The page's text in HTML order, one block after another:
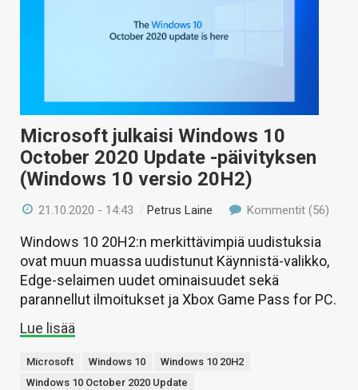
HAKU
Microsoft julkaisi Windows 10
October 2020 Update -päivityksen
(Windows 10 versio 20H2)
21.10.2020 - 14:43 /Petrus Laine Kommentit (56)
Windows 10 20H2:n merkittävimpiä uudistuksia
ovat muun muassa uudistunut Käynnistä-valikko,
Edge-selaimen uudet ominaisuudet sekä
parannellut ilmoitukset ja Xbox Game Pass for PC.
Lue lisää
Microsoft Windows 10
Windows 10 20H2
Windows 10 October 2020 Update